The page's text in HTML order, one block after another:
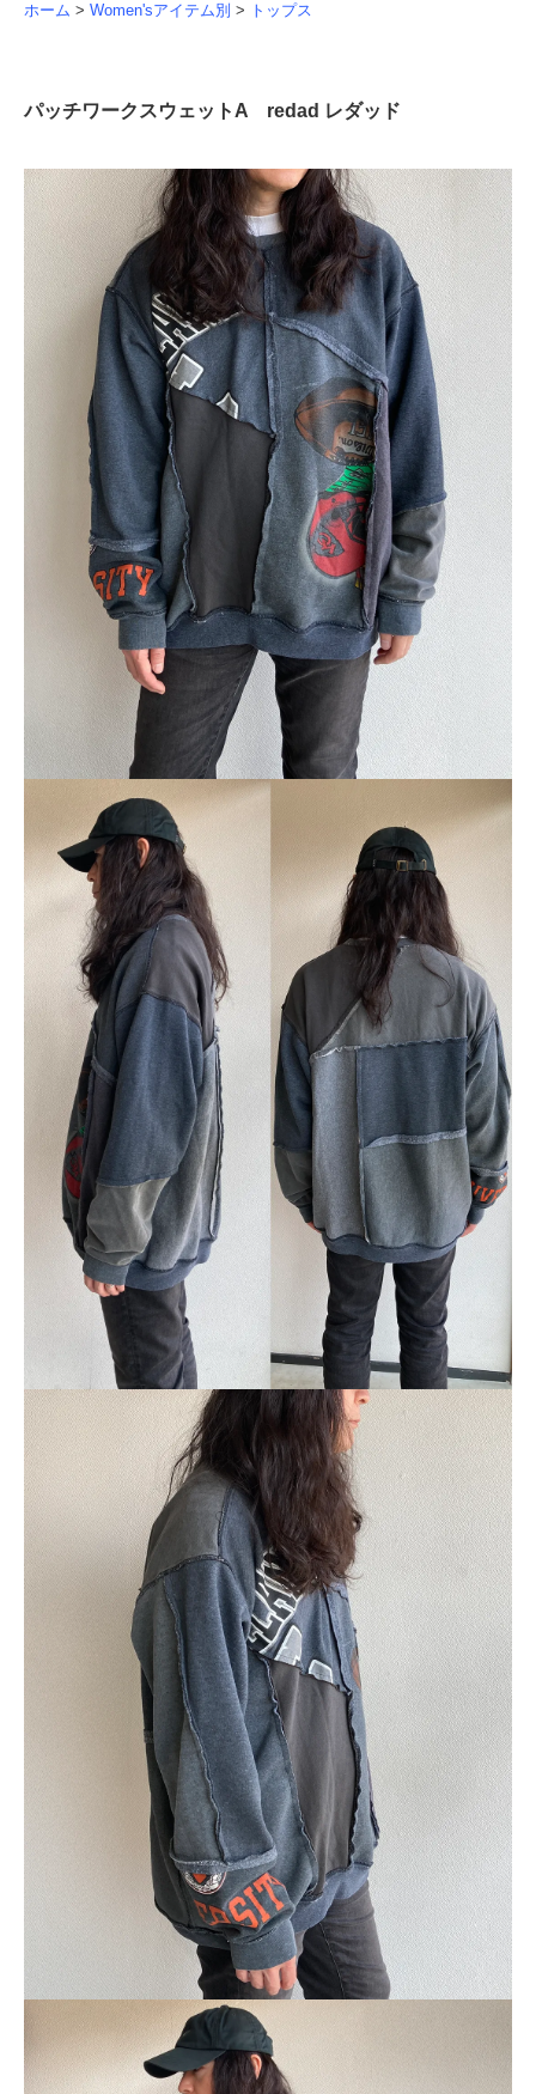
ホーム > Women'sアイテム別 > トップス
パッチワークスウェットA redad レダッド